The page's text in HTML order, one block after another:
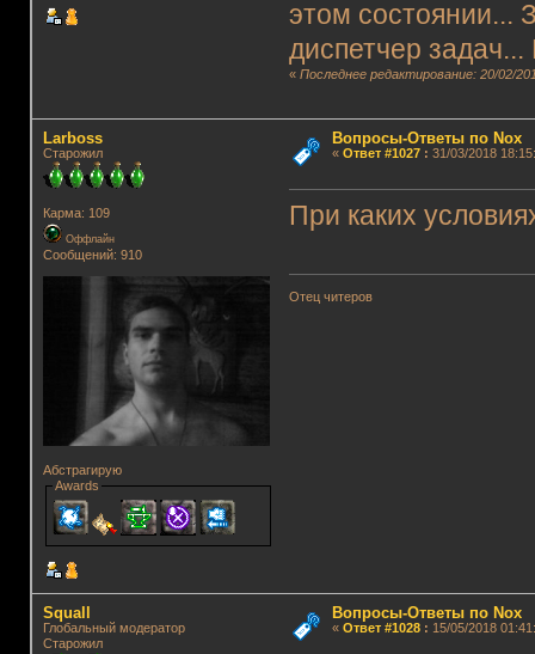
этом состоянии...
диспетчер
«Последнее редактирование: 20/02/
Lаrboss
Старожил
Карма: 109
Оффлайн
Сообщений: 910
Абстрагирую
Awards
Вопросы-Ответы по Nox
« Ответ #1027: 31/03/2018
При каких
Отец читеров
Squall
Глобальный модератор
Старожил
Вопросы-Ответы по Nox
« Ответ #1028: 15/05/2018